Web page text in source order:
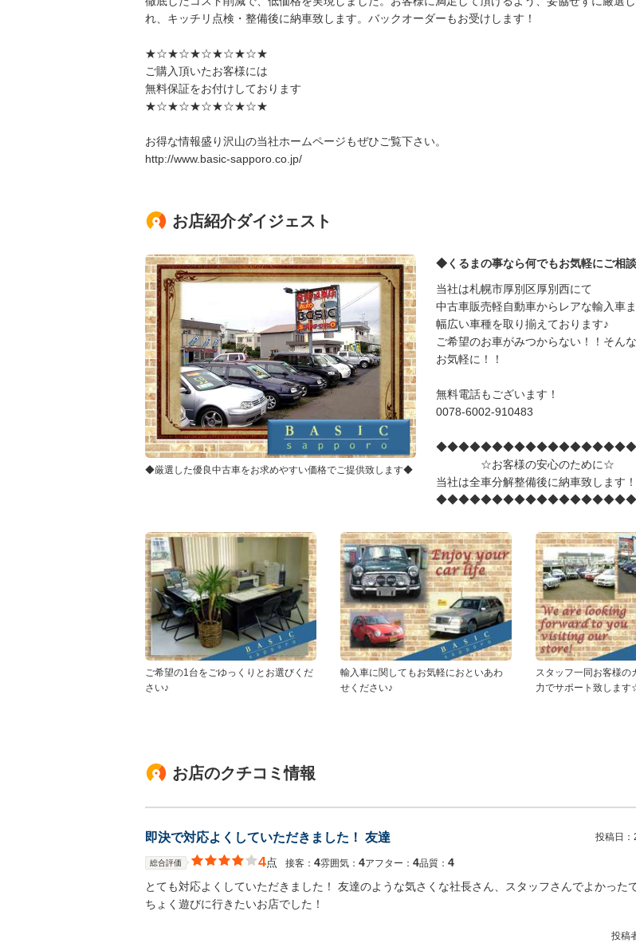
れ、キッチリ点検・整備後に納車致します。バックオーダーもお受けします！
★☆★☆★☆★☆★☆★
ご購入頂いたお客様には
無料保証をお付けしております
★☆★☆★☆★☆★☆★
お得な情報盛り沢山の当社ホームページもぜひご覧下さい。
http://www.basic-sapporo.co.jp/
お店紹介ダイジェスト
◆厳選した優良中古車をお求めやすい価格でご提供致します◆
◆くるまの事なら何でもお気軽にご相
当社は札幌市厚別区厚別西にて
中古車販売軽自動車からレアな輸入車
幅広い車種を取り揃えております♪
ご希望のお車がみつからない！！そん
お気軽に！！
無料電話もございます！
0078-6002-910483
◆◆◆◆◆◆◆◆◆◆◆◆◆◆◆◆◆◆
☆お客様の安心のために☆
当社は全車分解整備後に納車致します！
◆◆◆◆◆◆◆◆◆◆◆◆◆◆◆◆◆◆
ご希望の1台をごゆっくりとお選びくだ
さい♪
輸入車に関してもお気軽におといあわ
せください♪
スタッフ一同お客様の
力でサポート致しま
お店のクチコミ情報
即決で対応よくしていただきました！ 友達 投稿日：
総合評価 4点 接客： 4雰囲気： 4アフター： 4品質： 4
とても対応よくしていただきました！ 友達のような気さくな社長さん、スタッフさんでよかった
ちょく遊びに行きたいお店でした！
投稿